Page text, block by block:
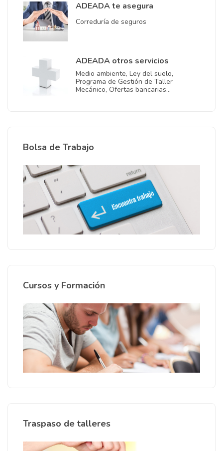
ADEADA te asegura
Correduría de seguros
ADEADA otros servicios
Medio ambiente, Ley del suelo,
Programa de Gestión de Taller
Mecánico, Ofertas bancarias…
Bolsa de Trabajo
Cursos y Formación
Traspaso de talleres